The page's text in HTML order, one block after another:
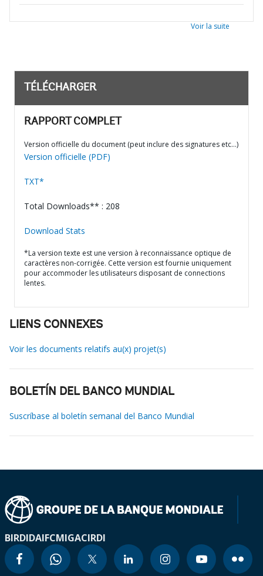
Voir la suite
TÉLÉCHARGER
RAPPORT COMPLET
Version officielle du document (peut inclure des signatures etc…)
Version officielle (PDF)
TXT*
Total Downloads** : 208
Download Stats
*La version texte est une version à reconnaissance optique de
caractères non-corrigée. Cette version est fournie uniquement
pour accommoder les utilisateurs disposant de connections
lentes.
LIENS CONNEXES
Voir les documents relatifs au(x) projet(s)
BOLETÍN DEL BANCO MUNDIAL
Suscríbase al boletín semanal del Banco Mundial
BIRDIDAIFCMIGACIRDI